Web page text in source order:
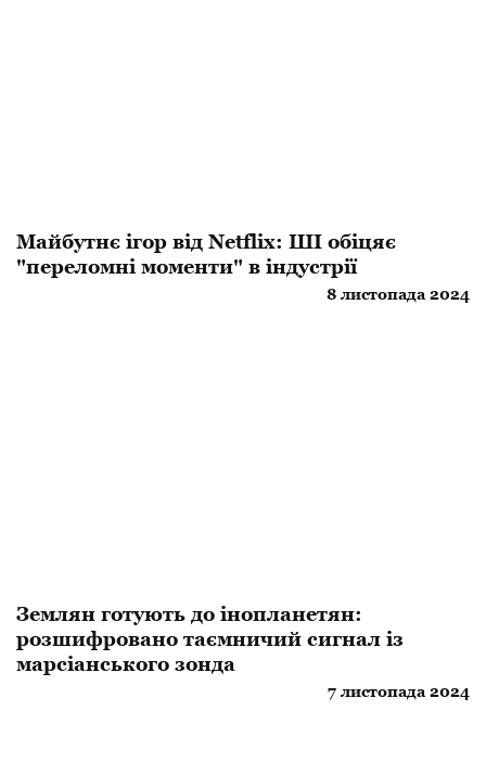
Майбутнє ігор від Netflix: ШІ обіцяє
"переломні моменти" в індустрії
8 листопада 2024
Землян готують до інопланетян:
розшифровано таємничий сигнал із
марсіанського зонда
7 листопада 2024